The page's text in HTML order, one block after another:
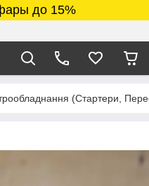
до 15%
(Стартери,